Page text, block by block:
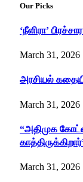
Our Picks
‘நீளிரா’
March 31, 2026
அரசியல்
March 31, 2026
“அதிமுக
March 31, 2026